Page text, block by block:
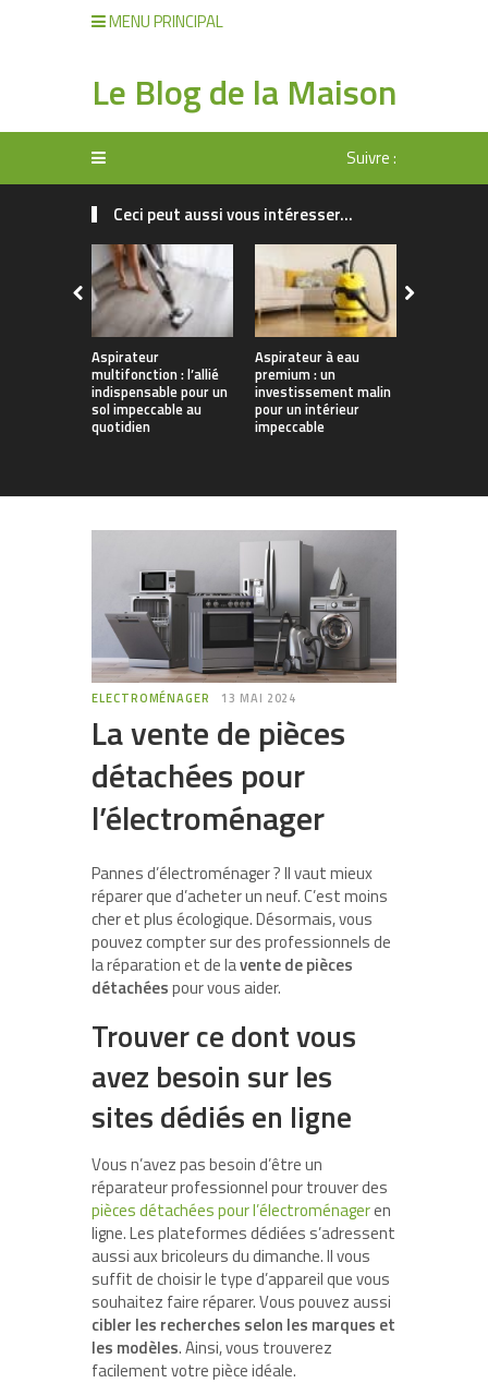
MENU PRINCIPAL
Le Blog de la Maison
Suivre :
Ceci peut aussi vous intéresser...
Aspirateur
multifonction : l’allié
indispensable pour un
sol impeccable au
quotidien
Aspirateur à eau
premium : un
investissement malin
pour un intérieur
impeccable
ELECTROMÉNAGER 13 MAI 2024
La vente de pièces
détachées pour
l’électroménager
Pannes d’électroménager ? Il vaut mieux
réparer que d’acheter un neuf. C’est moins
cher et plus écologique. Désormais, vous
pouvez compter sur des professionnels de
la réparation et de lavente de pièces
détachéespour vous aider.
Trouver ce dont vous
avez besoin sur les
sites dédiés en ligne
Vous n’avez pas besoin d’être un
réparateur professionnel pour trouver des
pièces détachées pour l’électroménageren
ligne. Les plateformes dédiées s’adressent
aussi aux bricoleurs du dimanche. Il vous
suffit de choisir le type d’appareil que vous
souhaitez faire réparer. Vous pouvez aussi
cibler les recherches selon les marques et
les modèles. Ainsi, vous trouverez
facilement votre pièce idéale.